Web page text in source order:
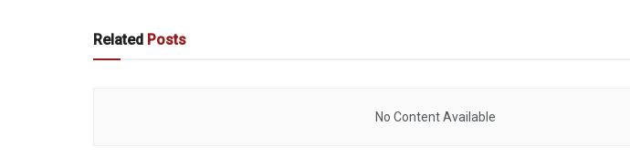
Related Posts
No Content Available